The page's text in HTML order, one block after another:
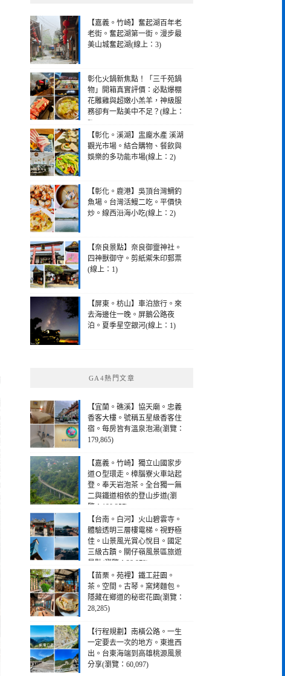
【嘉義。竹崎】奮起湖百年老
老街。奮起湖第一街。漫步最
美山城奮起湖(線上：3)
彰化火鍋新焦點！「三千苑鍋
物」開箱真實評價：必點爆棚
花雕雞與超嫩小羔羊，神級服
務卻有一點美中不足？(線上：
3)
【彰化。溪湖】盅龐水產 溪湖
觀光市場。結合購物、餐飲與
娛樂的多功能市場(線上：2)
【彰化。鹿港】吳頂台灣鯛釣
魚場。台灣活鰻二吃。平價快
炒。線西沿海小吃(線上：2)
【奈良景點】奈良御靈神社。
四神獸御守。剪紙禦朱印郵票
(線上：1)
【屏東。枋山】車泊旅行。來
去海邊住一晚。屏鵝公路夜
泊。夏季星空銀河(線上：1)
GA4熱門文章
【宜蘭。礁溪】協天廟。忠義
香客大樓。號稱五星級香客住
宿。每房皆有溫泉泡湯(瀏覽：
179,865)
【嘉義。竹崎】獨立山國家步
道Ｏ型環走。樟腦寮火車站起
登。奉天岩泡茶。全台獨一無
二與鐵道相依的登山步道(瀏
覽：190,257)
【台南。白河】火山碧雲寺。
體驗透明三層樓電梯。視野極
佳。山景風光賞心悅目。國定
三級古蹟。關仔嶺風景區旅遊
景點(瀏覽：28,978)
【苗栗。苑裡】鐵工莊園。
茶。空間。古琴。窯烤麵包。
隱藏在鄉道的秘密花園(瀏覽：
28,285)
【行程規劃】南橫公路。一生
一定要去一次的地方。東進西
出。台東海端到高雄桃源風景
分享(瀏覽：60,097)